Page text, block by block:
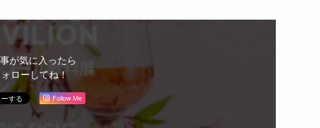
が気に入ったら
ローしてね！
Follow Me